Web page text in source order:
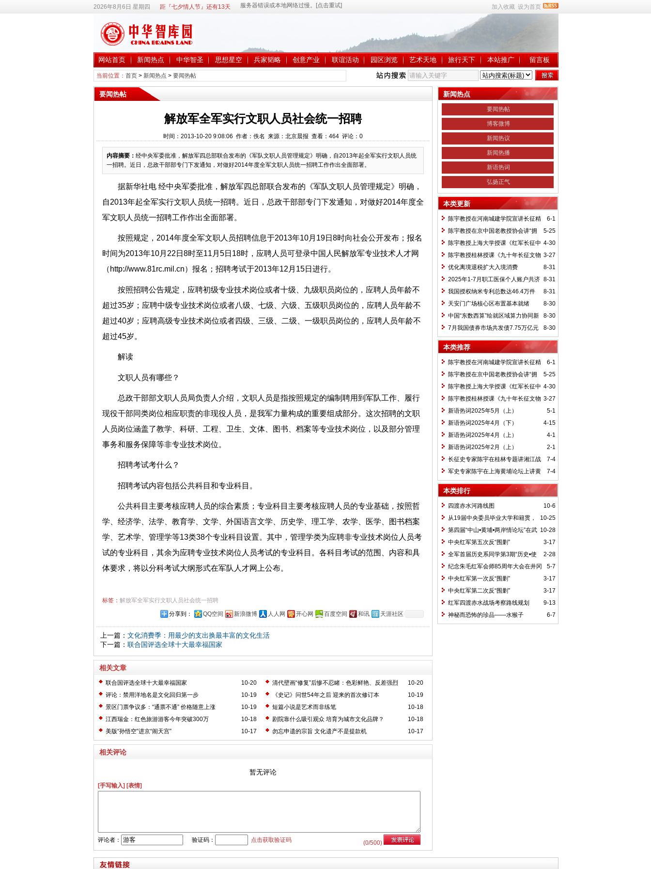
2026年8月6日 星期四 距『七夕情人节』还有13天 加入收藏 设为首页
网站首页 新闻热点 中华智圣 思想星空 兵家韬略 创意产业 联谊活动 园区浏览 艺术天地 旅行天下 本站推广 留言板
当前位置： 首页> 新闻热点 > 要闻热帖
要闻热帖
解放军全军实行文职人员社会统一招聘
时间：2013-10-20 9:08:06 作者：佚名 来源：北京晨报 查看： 464评论： 0
内容摘要： 经中央军委批准，解放军四总部联合发布的《军队文职人员管理规定》明确，自2013年起全军实行文职人员统
一招聘。近日，总政干部部专门下发通知，对做好2014年度全军文职人员统一招聘工作作出全面部署。
据新华社电 经中央军委批准，解放军四总部联合发布的《军队文职人员管理规定》明确，
自2013年起全军实行文职人员统一招聘。近日，总政干部部专门下发通知，对做好2014年度全
军文职人员统一招聘工作作出全面部署。
按照规定，2014年度全军文职人员招聘信息于2013年10月19日8时向社会公开发布；报名
时间为2013年10月22日8时至11月5日18时，应聘人员可登录中国人民解放军专业技术人才网
（http://www.81rc.mil.cn）报名；招聘考试于2013年12月15日进行。
按照招聘公告规定，应聘初级专业技术岗位或者十级、九级职员岗位的，应聘人员年龄不
超过35岁；应聘中级专业技术岗位或者八级、七级、六级、五级职员岗位的，应聘人员年龄不
超过40岁；应聘高级专业技术岗位或者四级、三级、二级、一级职员岗位的，应聘人员年龄不
超过45岁。
解读
文职人员有哪些？
总政干部部文职人员局负责人介绍，文职人员是指按照规定的编制聘用到军队工作、履行
现役干部同类岗位相应职责的非现役人员，是我军力量构成的重要组成部分。这次招聘的文职
人员岗位涵盖了教学、科研、工程、卫生、文体、图书、档案等专业技术岗位，以及部分管理
事务和服务保障等非专业技术岗位。
招聘考试考什么？
招聘考试内容包括公共科目和专业科目。
公共科目主要考核应聘人员的综合素质；专业科目主要考核应聘人员的专业基础，按照哲
学、经济学、法学、教育学、文学、外国语言文学、历史学、理工学、农学、医学、图书档案
学、艺术学、管理学等13类38个专业科目设置。其中，管理学类为应聘非专业技术岗位人员考
试的专业科目，其余为应聘专业技术岗位人员考试的专业科目。各科目考试的范围、内容和具
体要求，将以分科考试大纲形式在军队人才网上公布。
标签： 解放军全军实行文职人员社会统一招聘
分享到：
QQ空间 新浪微博 人人网 开心网 百度空间 和讯 天涯社区
上一篇： 文化消费季：用最少的支出换最丰富的文化生活
下一篇： 联合国评选全球十大最幸福国家
相关文章
10-20
联合国评选全球十大最幸福国家 10-20
清代壁画“修复”后惨不忍睹：色彩鲜艳、反差强烈
10-19
评论：禁用洋地名是文化回归第一步 10-19
《史记》问世54年之后 迎来的首次修订本
10-19
景区门票争议多：“通票不通” 价格随意上涨 10-18
短篇小说是艺术而非练笔
10-18
江西瑞金：红色旅游游客今年突破300万 10-18
剧院靠什么吸引观众 培育为城市文化品牌？
10-17
美版“孙悟空”进京“闹天宫” 10-17
勿忘申遗的宗旨 文化遗产不是提款机
相关评论
暂无评论
[手写输入] [表情]
(0/500)
评论者： 验证码： 点击获取验证码
新闻热点
要闻热帖
博客微博
新闻热议
新闻热播
新语热词
弘扬正气
本类更新
6-1
陈宇教授在河南城建学院宣讲长征精
神及红25军长征史
5-25
陈宇教授在京中国老教授协会讲“拥
抱中华新文明”
4-30
陈宇教授上海大学授课《红军长征中
的黄埔师生》
3-27
陈宇教授桂林授课《九十年长征文物
鉴赏》
8-31
优化离境退税扩大入境消费
8-31
2025年1-7月职工医保个人账户共济
2.31亿人次 共济金额304.57亿元
8-31
我国授权纳米专利总数达46.4万件
8-30
天安门广场核心区布置基本就绪
8-30
中国“东数西算”绘就区域算力协同新
图景
8-30
7月我国债券市场共发债7.75万亿元
本类推荐
6-1
陈宇教授在河南城建学院宣讲长征精
神及红25军长征史
5-25
陈宇教授在京中国老教授协会讲“拥
抱中华新文明”
4-30
陈宇教授上海大学授课《红军长征中
的黄埔师生》
3-27
陈宇教授桂林授课《九十年长征文物
鉴赏》
5-1
新语热词2025年5月（上）
4-15
新语热词2025年4月（下）
4-1
新语热词2025年4月（上）
2-1
新语热词2025年2月（上）
7-4
长征史专家陈宇在桂林专题讲湘江战
役精神
7-4
军史专家陈宇在上海黄埔论坛上讲黄
埔精神与国家统一大业
本类排行
10-6
四渡赤水河路线图
10-25
从19届中央委员毕业大学和籍贯，
看当代中国文化区域积淀
10-28
第四届“中山•黄埔•两岸情论坛”在武
汉举行
3-17
中央红军第五次反“围剿”
2-28
全军首届历史系同学第3期“历史•使
命”论坛纪要
5-7
纪念朱毛红军会师85周年大会在井冈
山召开
3-17
中央红军第一次反“围剿”
3-17
中央红军第二次反“围剿”
9-13
红军四渡赤水战场考察路线规划
6-7
神秘而恐怖的珍品——水猴子